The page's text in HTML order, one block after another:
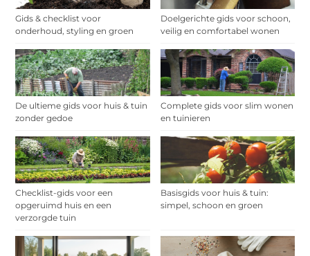
Gids & checklist voor
onderhoud, styling en groen
Doelgerichte gids voor schoon,
veilig en comfortabel wonen
De ultieme gids voor huis & tuin
zonder gedoe
Complete gids voor slim wonen
en tuinieren
Checklist-gids voor een
opgeruimd huis en een
verzorgde tuin
Basisgids voor huis & tuin:
simpel, schoon en groen